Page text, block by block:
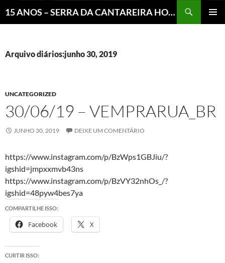
15 ANOS – SERRA DA CANTAREIRA HOJE E COTIDIANO DO BRASIL E DO MUNDO
Arquivo diários:junho 30, 2019
UNCATEGORIZED
30/06/19 – VEMPRARUA_BR
JUNHO 30, 2019 DEIXE UM COMENTÁRIO
https://www.instagram.com/p/BzWps1GBJiu/?
igshid=jmpxxmvb43ns
https://www.instagram.com/p/BzVY32nhOs_/?
igshid=48pyw4bes7ya
COMPARTILHE ISSO:
Facebook X
CURTIR ISSO: